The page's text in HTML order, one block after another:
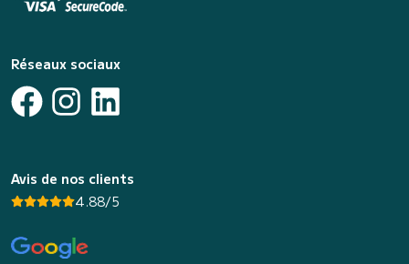
Réseaux sociaux
Avis de nos clients
4.88/5